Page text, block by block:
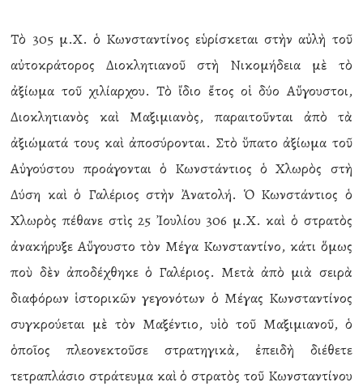
Τὸ 305 μ.Χ. ὁ Κωνσταντίνος εὑρίσκεται στὴν αὐλὴ τοῦ
αὐτοκράτορος Διοκλητιανοῦ στὴ Νικομήδεια μὲ τὸ
ἀξίωμα τοῦ χιλίαρχου. Τὸ ἴδιο ἔτος οἱ δύο Αὔγουστοι,
Διοκλητιανὸς καὶ Μαξιμιανὸς, παραιτοῦνται ἀπὸ τὰ
ἀξιώματά τους καὶ ἀποσύρονται. Στὸ ὕπατο ἀξίωμα τοῦ
Αὐγούστου προάγονται ὁ Κωνστάντιος ὁ Χλωρὸς στὴ
Δύση καὶ ὁ Γαλέριος στὴν Ἀνατολή. Ὁ Κωνστάντιος ὁ
Χλωρὸς πέθανε στὶς 25 Ἰουλίου 306 μ.Χ. καὶ ὁ στρατὸς
ἀνακήρυξε Αὔγουστο τὸν Μέγα Κωνσταντίνο, κάτι ὅμως
ποὺ δὲν ἀποδέχθηκε ὁ Γαλέριος. Μετὰ ἀπὸ μιὰ σειρὰ
διαφόρων ἱστορικῶν γεγονότων ὁ Μέγας Κωνσταντίνος
συγκρούεται μὲ τὸν Μαξέντιο, υἱὸ τοῦ Μαξιμιανοῦ, ὁ
ὁποῖος πλεονεκτοῦσε στρατηγικὰ, ἐπειδὴ διέθετε
τετραπλάσιο στράτευμα καὶ ὁ στρατὸς τοῦ Κωνσταντίνου